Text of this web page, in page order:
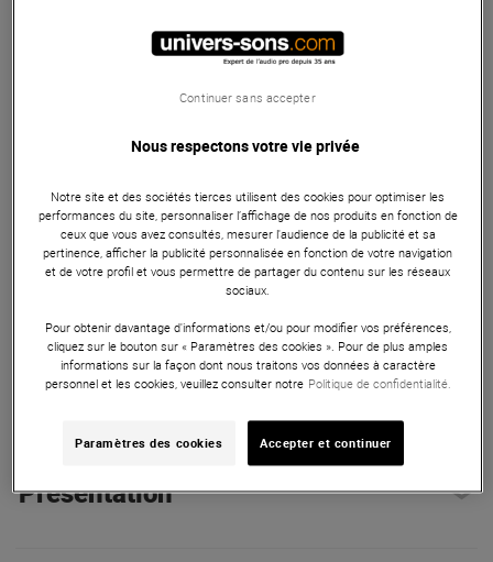
spécialement conçu pour une utilisation DJ. La série d+
Oyaide apporte la plus haute qualité, et assure un signal
audio ultra propre dans votre système de sonorisation
de mixage, l'effet, le synthétiseur et tous les appareils de
permettent d'améliorer la qualité du son, et la transmission
du signal influence la totalité des sons. De nombreux
professionnels utilisent la série d+ Oyaide, pour tirer les
meilleurs avantages de votre système de sonorisation
ARTICLE N° 50670
Présentation
Nous respectons votre vie privée
Notre site et des sociétés tierces utilisent des cookies pour optimiser les
performances du site, personnaliser l’affichage de nos produits en fonction de
ceux que vous avez consultés, mesurer l'audience de la publicité et sa
pertinence, afficher la publicité personnalisée en fonction de votre navigation
et de votre profil et vous permettre de partager du contenu sur les réseaux
sociaux.
Pour obtenir davantage d'informations et/ou pour modifier vos préférences,
cliquez sur le bouton sur « Paramètres des cookies ». Pour de plus amples
informations sur la façon dont nous traitons vos données à caractère
personnel et les cookies, veuillez consulter notre Politique de confidentialité.
Paramètres des cookies Accepter et continuer
Continuer sans accepter